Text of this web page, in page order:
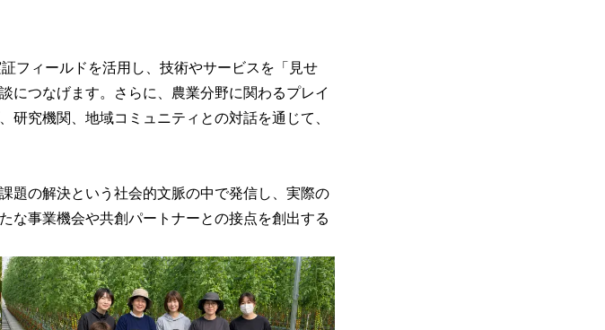
証フィールドを活用し、技術やサービスを「見せ
につなげます。さらに、農業分野に関わるプレイ
究機関、地域コミュニティとの対話を通じて、
題の解決という社会的文脈の中で発信し、実際の
な事業機会や共創パートナーとの接点を創出する